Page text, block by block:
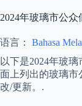
2024年玻璃市公众
语言： Bahasa
以下是2024年玻
面上列出的玻璃市
改/更新。.